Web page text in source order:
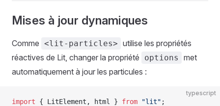
Mises à jour dynamiques
Comme <lit-particles> utilise les propriétés
réactives de Lit, changer la propriété
options
met
automatiquement à jour les particules :
typescript
import { LitElement, html } from "lit" ;